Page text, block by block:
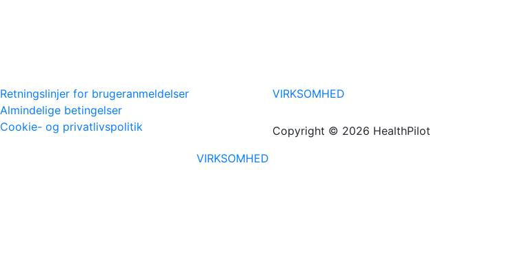
Retningslinjer for brugeranmeldelser
Almindelige betingelser
Cookie- og privatlivspolitik
VIRKSOMHED
Copyright © 2026 HealthPilot
VIRKSOMHED